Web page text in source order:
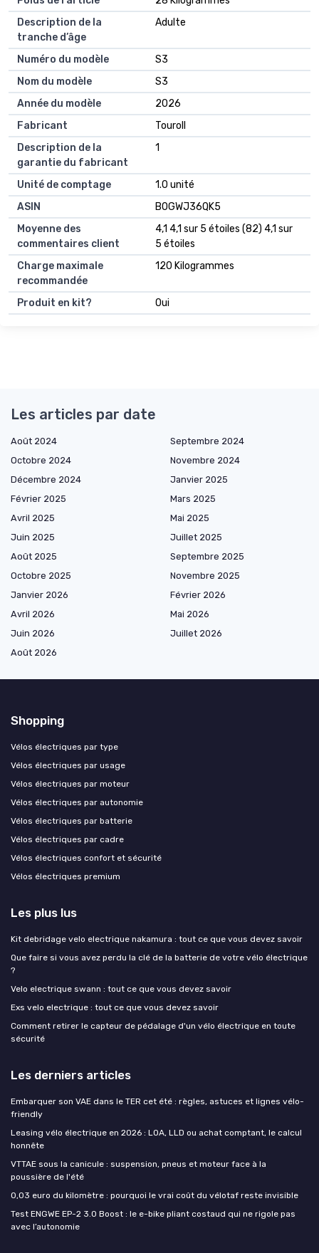
Description de la
tranche d’âge
Adulte
Numéro du modèle
S3
Nom du modèle
S3
Année du modèle
2026
Fabricant
Touroll
Description de la
garantie du fabricant
1
Unité de comptage
1.0 unité
ASIN
B0GWJ36QK5
Moyenne des
commentaires client
4,1 4,1 sur 5 étoiles (82) 4,1 sur
5 étoiles
Charge maximale
recommandée
120 Kilogrammes
Produit en kit? Oui
Les articles par date
Août 2024
Septembre 2024
Octobre 2024
Novembre 2024
Décembre 2024
Janvier 2025
Février 2025
Mars 2025
Avril 2025
Mai 2025
Juin 2025
Juillet 2025
Août 2025
Septembre 2025
Octobre 2025
Novembre 2025
Janvier 2026
Février 2026
Avril 2026
Mai 2026
Juin 2026
Juillet 2026
Août 2026
Shopping
Vélos électriques par type
Vélos électriques par usage
Vélos électriques par moteur
Vélos électriques par autonomie
Vélos électriques par batterie
Vélos électriques par cadre
Vélos électriques confort et sécurité
Vélos électriques premium
Les plus lus
Kit debridage velo electrique nakamura : tout ce que vous devez savoir
Que faire si vous avez perdu la clé de la batterie de votre vélo électrique
?
Velo electrique swann : tout ce que vous devez savoir
Exs velo electrique : tout ce que vous devez savoir
Comment retirer le capteur de pédalage d'un vélo électrique en toute
sécurité
Les derniers articles
Embarquer son VAE dans le TER cet été : règles, astuces et lignes vélo-
friendly
Leasing vélo électrique en 2026 : LOA, LLD ou achat comptant, le calcul
honnête
VTTAE sous la canicule : suspension, pneus et moteur face à la
poussière de l'été
0,03 euro du kilomètre : pourquoi le vrai coût du vélotaf reste invisible
Test ENGWE EP-2 3.0 Boost : le e-bike pliant costaud qui ne rigole pas
avec l’autonomie